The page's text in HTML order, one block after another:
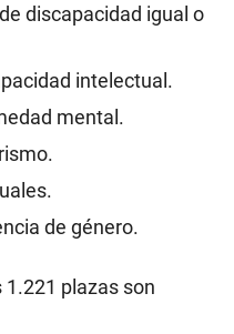
discapacidad igual o
intelectual.
mental.
de género.
1.221 plazas son